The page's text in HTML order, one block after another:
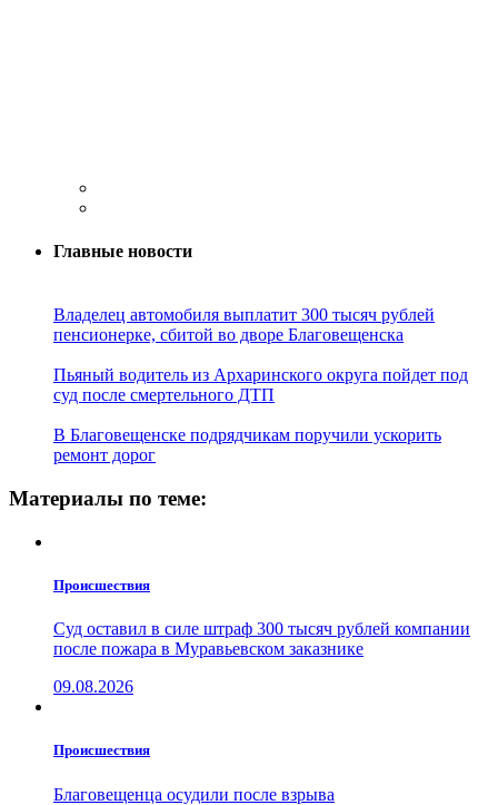
Главные новости
Владелец автомобиля выплатит 300 тысяч рублей
пенсионерке, сбитой во дворе Благовещенска
Пьяный водитель из Архаринского округа пойдет под
суд после смертельного ДТП
В Благовещенске подрядчикам поручили ускорить
ремонт дорог
Материалы по теме:
Проиcшествия
Суд оставил в силе штраф 300 тысяч рублей компании
после пожара в Муравьевском заказнике
09.08.2026
Проиcшествия
Благовещенца осудили после взрыва